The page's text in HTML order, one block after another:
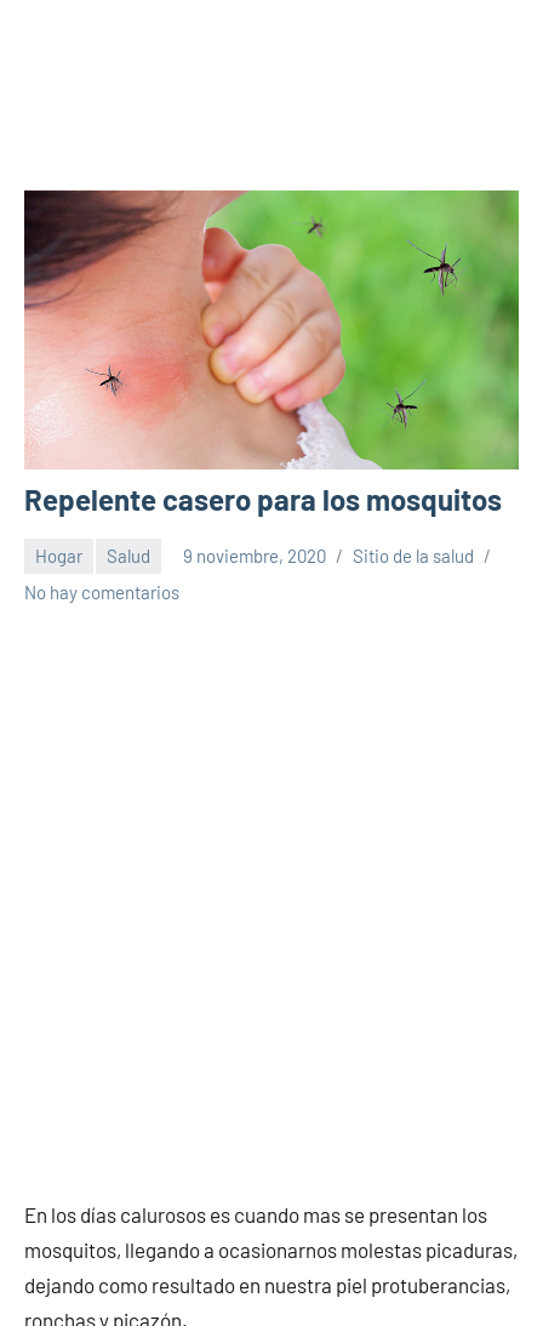
Repelente casero para los mosquitos
Hogar Salud 9 noviembre, 2020
Sitio de la salud
No hay comentarios
En los días calurosos es cuando mas se presentan los
mosquitos, llegando a ocasionarnos molestas picaduras,
dejando como resultado en nuestra piel protuberancias,
ronchas y picazón.